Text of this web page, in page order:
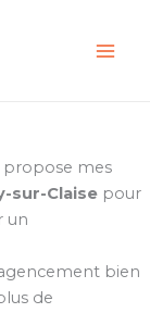
propose mes
sur-Claise pour
un
bien
de